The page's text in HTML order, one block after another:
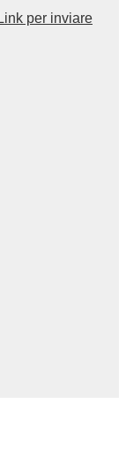
per inviare